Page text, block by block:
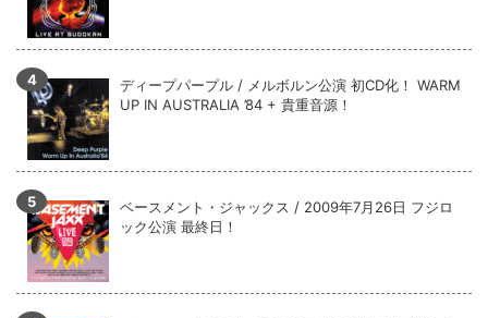
ディープパープル / メルボルン公演 初CD化！ WARM
UP IN AUSTRALIA ’84 + 貴重音源！
ベースメント・ジャックス / 2009年7月26日 フジロ
ック公演 最終日！